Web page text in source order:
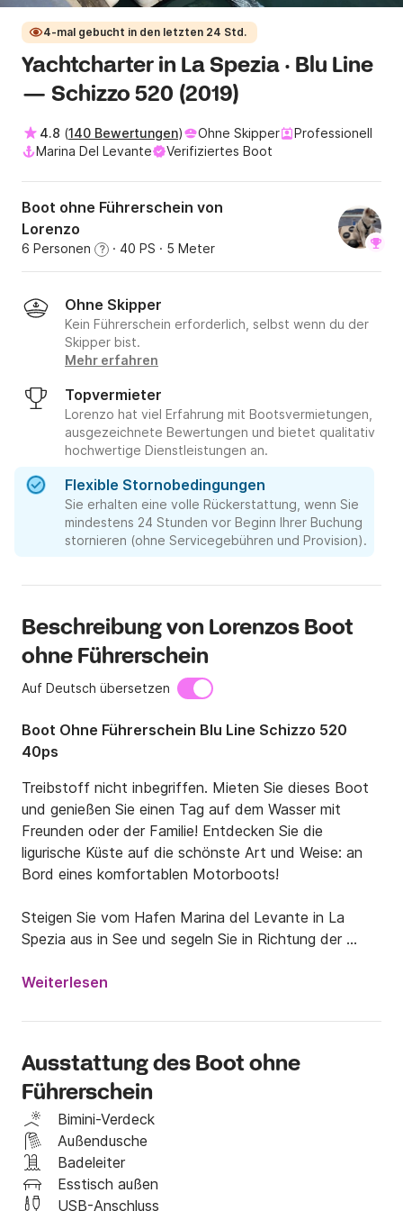
4-mal gebucht in den letzten 24 Std.
Yachtcharter in La Spezia · Blu Line
— Schizzo 520 (2019)
4.8 (140 Bewertungen) Ohne Skipper
Professionell
Marina Del Levante
Verifiziertes Boot
Boot ohne Führerschein von
Lorenzo
6 Personen ? · 40 PS · 5 Meter
Ohne Skipper
Kein Führerschein erforderlich, selbst wenn du der
Skipper bist.
Mehr erfahren
Topvermieter
Lorenzo hat viel Erfahrung mit Bootsvermietungen,
ausgezeichnete Bewertungen und bietet qualitativ
hochwertige Dienstleistungen an.
Flexible Stornobedingungen
Sie erhalten eine volle Rückerstattung, wenn Sie
mindestens 24 Stunden vor Beginn Ihrer Buchung
stornieren (ohne Servicegebühren und Provision).
Beschreibung von Lorenzos Boot
ohne Führerschein
Auf Deutsch übersetzen
Boot Ohne Führerschein Blu Line Schizzo 520
40ps
Treibstoff nicht inbegriffen. Mieten Sie dieses Boot
und genießen Sie einen Tag auf dem Wasser mit
Freunden oder der Familie! Entdecken Sie die
ligurische Küste auf die schönste Art und Weise: an
Bord eines komfortablen Motorboots!
Steigen Sie vom Hafen Marina del Levante in La
Spezia aus in See und segeln Sie in Richtung der
atemberaubenden Golf, segeln Sie Richtung
dieses Küstenabschnitts verzaubern!
Das Boot wird komplett ausgestattet mit allen
Sicherheitsfunktionen und Zubehör geliefert, um
maximale Sicherheit und Fahrspaß zu gewährleisten.
Dieses Boot der neuesten Generation, das 2019 vom
Stapel lief, wurde nach höchsten Standards gebaut,
um größtmöglichen Komfort an Bord zu
Weiterlesen
Ausstattung des Boot ohne
Führerschein
Bimini-Verdeck
Außendusche
Badeleiter
Esstisch außen
USB-Anschluss